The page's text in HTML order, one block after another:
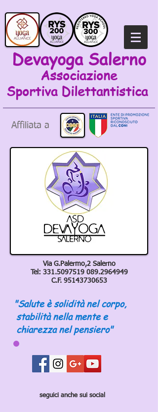
Devayoga Salerno
Associazione
Sportiva Dilettantistica
Affiliata a
Via G.Palermo,2 Salerno
Tel: 331.5097519 089.2964949
C.F. 95143730653
"Salute è solidità nel corpo,
stabilità nella mente e
chiarezza nel pensiero"
seguici anche sui social